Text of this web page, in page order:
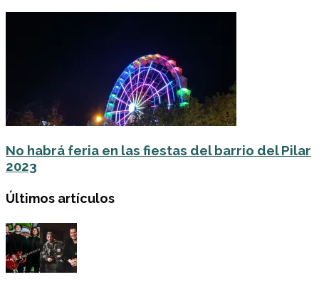
No habrá feria en las fiestas del barrio del Pilar
2023
Últimos artículos